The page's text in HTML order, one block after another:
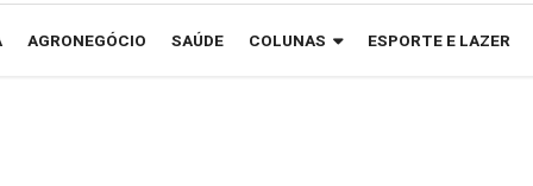
AGRONEGÓCIO SAÚDE COLUNAS ESPORTE E LAZER